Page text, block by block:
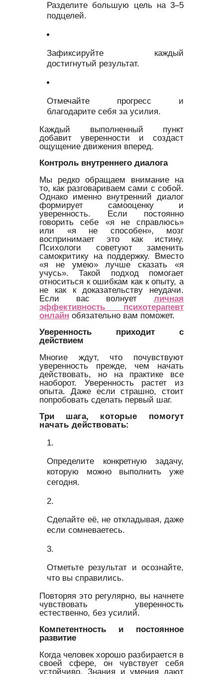
Разделите большую цель на 3–5
подцелей.
Зафиксируйте каждый
достигнутый результат.
Отмечайте прогресс и
благодарите себя за усилия.
Каждый выполненный пункт
добавит уверенности и создаст
ощущение движения вперед.
Контроль внутреннего диалога
Мы редко обращаем внимание на
то, как разговариваем сами с собой.
Однако именно внутренний диалог
формирует самооценку и
уверенность. Если постоянно
говорить себе «я не справлюсь»
или «я не способен», мозг
воспринимает это как истину.
Психологи советуют заменить
самокритику на поддержку. Вместо
«я не умею» лучше сказать «я
учусь». Такой подход помогает
относиться к ошибкам как к опыту, а
не как к доказательству неудачи.
Если вас волнует личная
эффективность психотерапевт
онлайн обязательно вам поможет.
Уверенность приходит с
действием
Многие ждут, что почувствуют
уверенность прежде, чем начать
действовать, но на практике все
наоборот. Уверенность растет из
опыта. Даже если страшно, стоит
попробовать сделать первый шаг.
Три шага, которые помогут
начать действовать:
Определите конкретную задачу,
которую можно выполнить уже
сегодня.
Сделайте её, не откладывая, даже
если сомневаетесь.
Отметьте результат и осознайте,
что вы справились.
Повторяя это регулярно, вы начнете
чувствовать уверенность
естественно, без усилий.
Компетентность и постоянное
развитие
Когда человек хорошо разбирается в
своей сфере, он чувствует себя
устойчиво. Знания и умения дают